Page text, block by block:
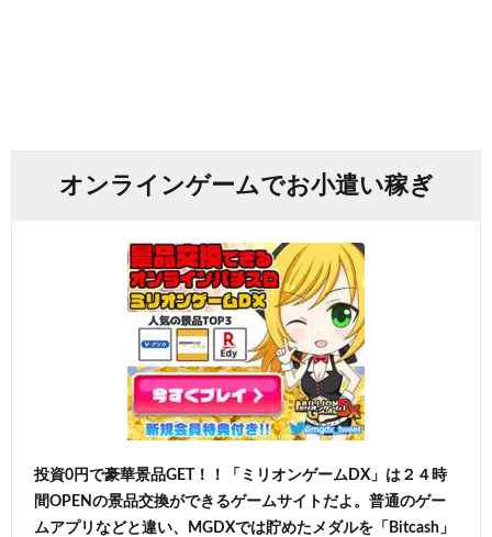
オンラインゲームでお小遣い稼ぎ
投資0円で豪華景品GET！！「ミリオンゲームDX」は２４時
間OPENの景品交換ができるゲームサイトだよ。普通のゲー
ムアプリなどと違い、MGDXでは貯めたメダルを「Bitcash」